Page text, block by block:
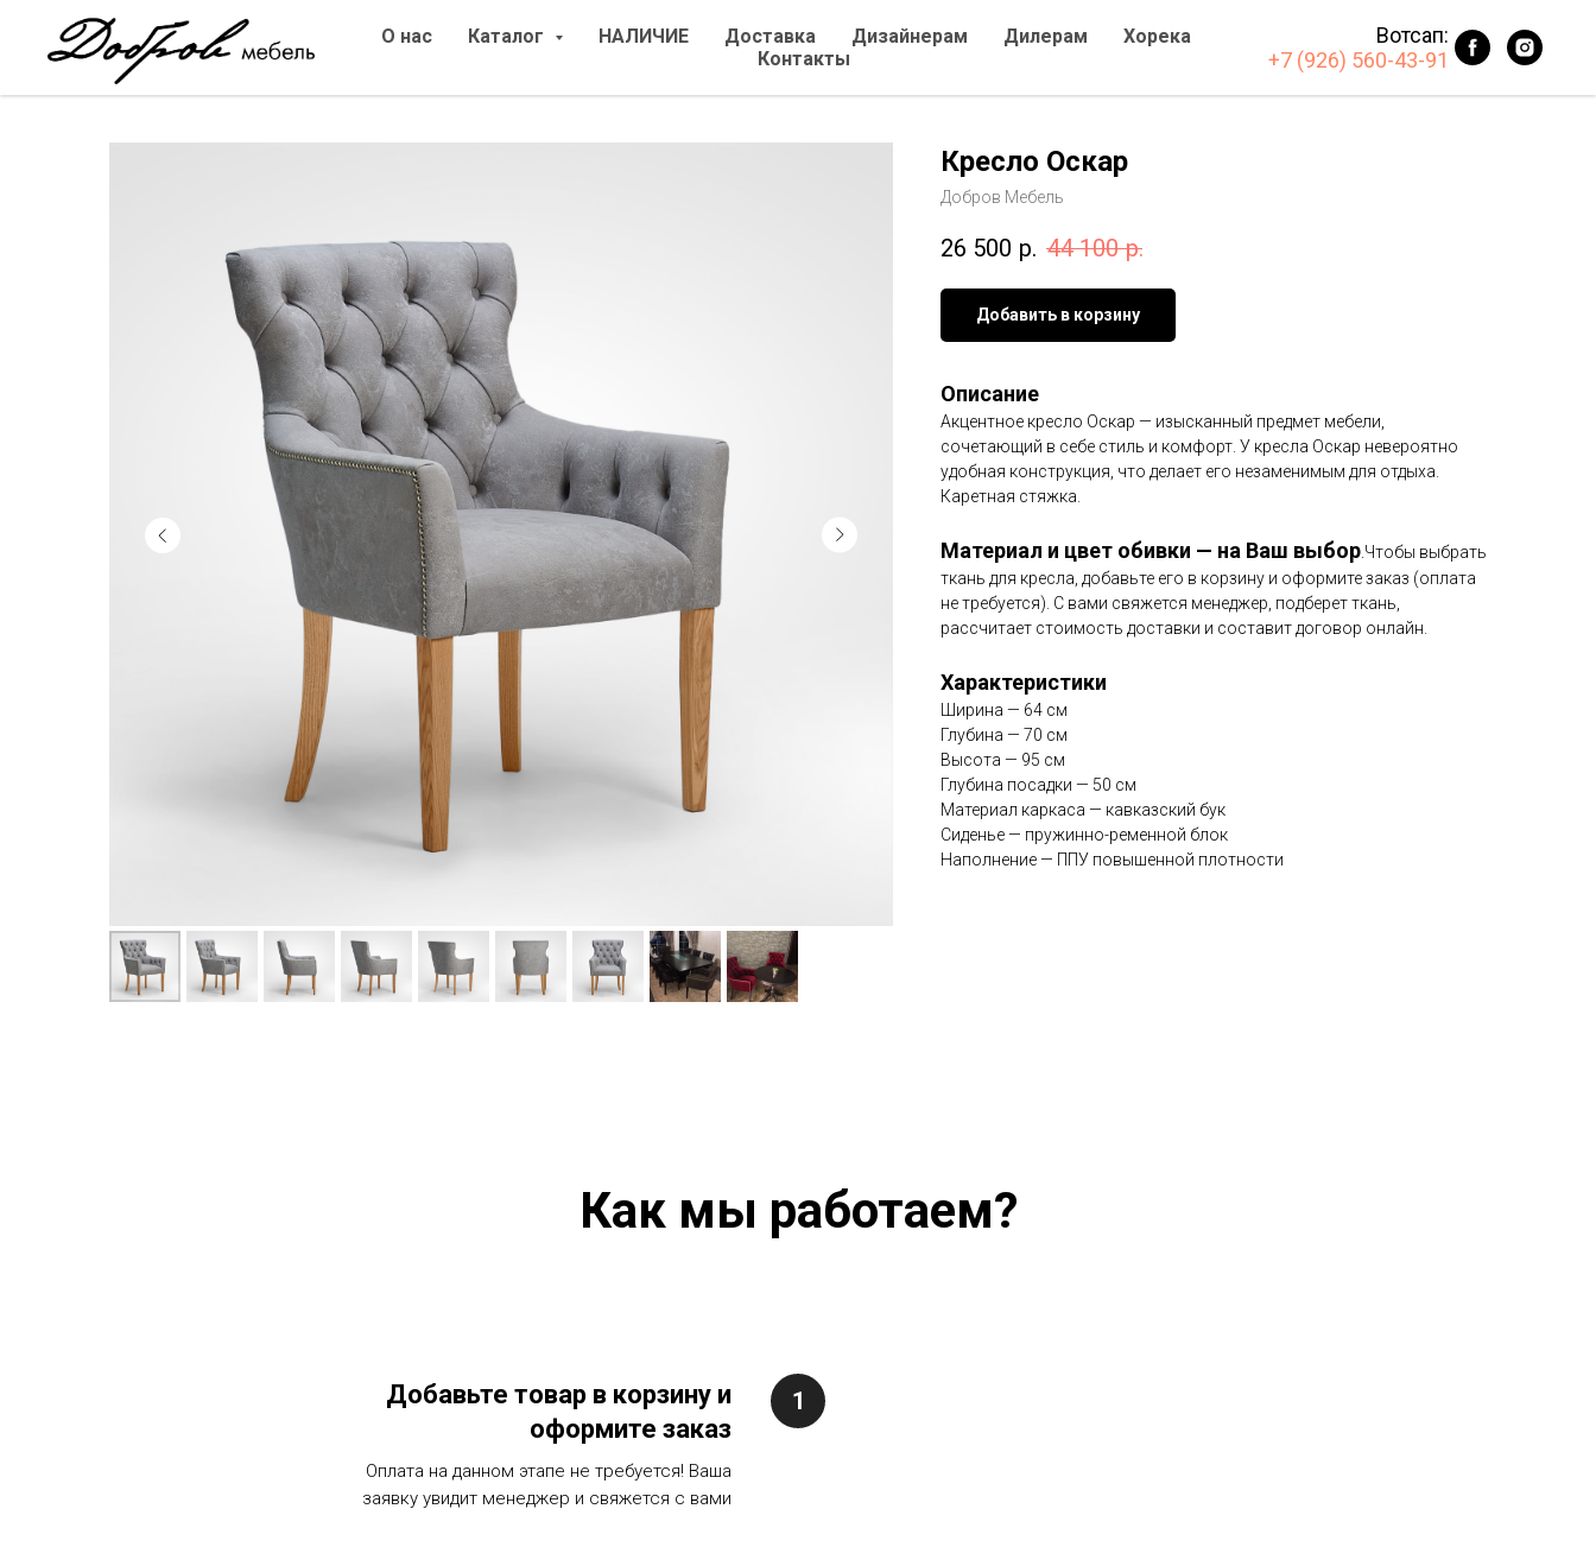
О нас Каталог НАЛИЧИЕ Доставка Дизайнерам Дилерам
Хорека
Контакты
Вотсап:
+7 (926) 560-43-91
Кресло Оскар
Добров Мебель
26 500 р. 44 100 р.
Добавить в корзину
Описание
Акцентное кресло Оскар — изысканный предмет мебели,
сочетающий в себе стиль и комфорт. У кресла Оскар невероятно
удобная конструкция, что делает его незаменимым для отдыха.
Каретная стяжка.
Материал и цвет обивки — на Ваш выбор.Чтобы выбрать
ткань для кресла, добавьте его в корзину и оформите заказ (оплата
не требуется). С вами свяжется менеджер, подберет ткань,
рассчитает стоимость доставки и составит договор онлайн.
Характеристики
Ширина — 64 см
Глубина — 70 см
Высота — 95 см
Глубина посадки — 50 см
Материал каркаса — кавказский бук
Сиденье — пружинно-ременной блок
Наполнение — ППУ повышенной плотности
Как мы работаем?
Добавьте товар в корзину и
оформите заказ
Оплата на данном этапе не требуется! Ваша
заявку увидит менеджер и свяжется с вами